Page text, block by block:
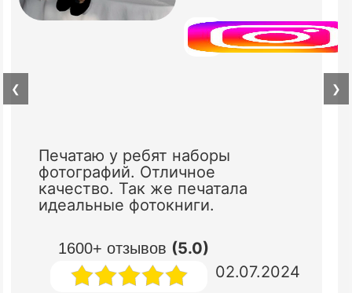
1600+ отзывов (5.0)
Печатаю у ребят наборы
фотографий. Отличное
качество. Так же печатала
идеальные фотокниги.
02.07.2024
❮ ❯